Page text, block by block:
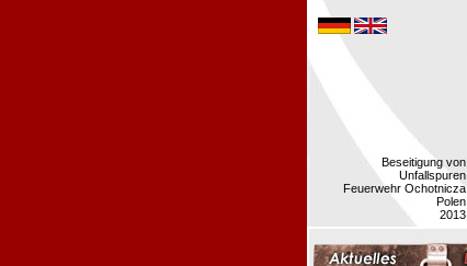
Beseitigung von
Unfallspuren
Feuerwehr Ochotnicza
Polen
2013